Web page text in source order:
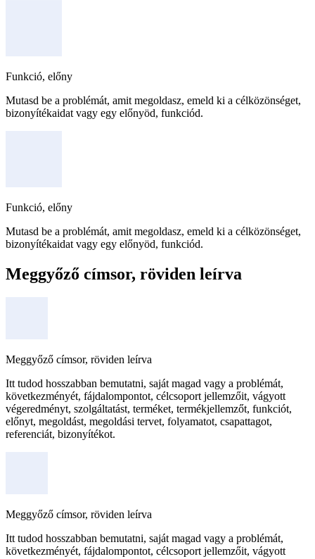
Funkció, előny
Mutasd be a problémát, amit megoldasz, emeld ki a célközönséget,
bizonyítékaidat vagy egy előnyöd, funkciód.
Funkció, előny
Mutasd be a problémát, amit megoldasz, emeld ki a célközönséget,
bizonyítékaidat vagy egy előnyöd, funkciód.
Meggyőző címsor, röviden leírva
Meggyőző címsor, röviden leírva
Itt tudod hosszabban bemutatni, saját magad vagy a problémát,
következményét, fájdalompontot, célcsoport jellemzőit, vágyott
végeredményt, szolgáltatást, terméket, termékjellemzőt, funkciót,
előnyt, megoldást, megoldási tervet, folyamatot, csapattagot,
referenciát, bizonyítékot.
Meggyőző címsor, röviden leírva
Itt tudod hosszabban bemutatni, saját magad vagy a problémát,
következményét, fájdalompontot, célcsoport jellemzőit, vágyott